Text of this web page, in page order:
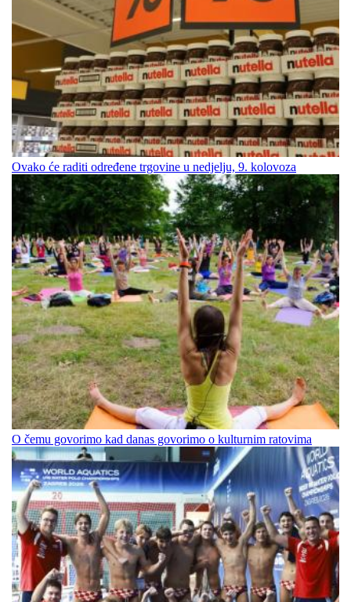
Ovako će raditi određene trgovine u nedjelju, 9. kolovoza
O čemu govorimo kad danas govorimo o kulturnim ratovima